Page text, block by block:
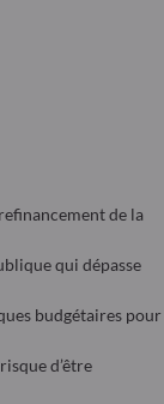
de la
qui dépasse
budgétaires pour
d’être